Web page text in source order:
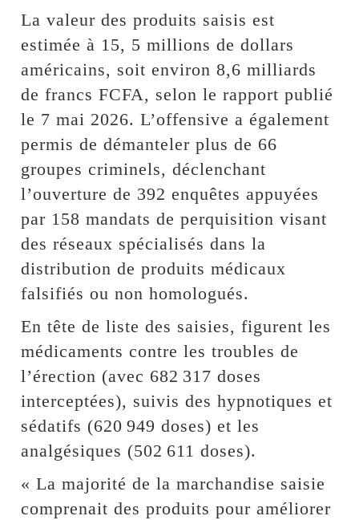
La valeur des produits saisis est
estimée à 15, 5 millions de dollars
américains, soit environ 8,6 milliards
de francs FCFA, selon le rapport publié
le 7 mai 2026. L’offensive a également
permis de démanteler plus de 66
groupes criminels, déclenchant
l’ouverture de 392 enquêtes appuyées
par 158 mandats de perquisition visant
des réseaux spécialisés dans la
distribution de produits médicaux
falsifiés ou non homologués.
En tête de liste des saisies, figurent les
médicaments contre les troubles de
l’érection (avec 682 317 doses
interceptées), suivis des hypnotiques et
sédatifs (620 949 doses) et les
analgésiques (502 611 doses).
« La majorité de la marchandise saisie
comprenait des produits pour améliorer